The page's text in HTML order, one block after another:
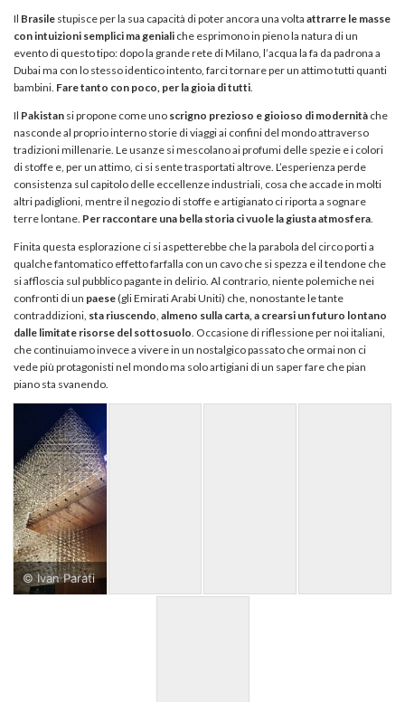
Il Brasile stupisce per la sua capacità di poter ancora una volta attrarre le masse
con intuizioni semplici ma geniali che esprimono in pieno la natura di un
evento di questo tipo: dopo la grande rete di Milano, l’acqua la fa da padrona a
Dubai ma con lo stesso identico intento, farci tornare per un attimo tutti quanti
bambini. Fare tanto con poco, per la gioia di tutti
Il Pakistan si propone come uno scrigno prezioso e gioioso di modernità che
nasconde al proprio interno storie di viaggi ai confini del mondo attraverso
tradizioni millenarie. Le usanze si mescolano ai profumi delle spezie e i colori
di stoffe e, per un attimo, ci si sente trasportati altrove. L’esperienza perde
consistenza sul capitolo delle eccellenze industriali, cosa che accade in molti
altri padiglioni, mentre il negozio di stoffe e artigianato ci riporta a sognare
terre lontane. Per raccontare una bella storia ci vuole la giusta atmosfera
Finita questa esplorazione ci si aspetterebbe che la parabola del circo porti a
qualche fantomatico effetto farfalla con un cavo che si spezza e il tendone che
si affloscia sul pubblico pagante in delirio. Al contrario, niente polemiche nei
confronti di un paese(gli Emirati Arabi Uniti) che, nonostante le tante
contraddizioni, sta riuscendo almeno sulla carta, a crearsi un futuro lontano
dalle limitate risorse del sottosuolo . Occasione di riflessione per noi italiani,
che continuiamo invece a vivere in un nostalgico passato che ormai non ci
vede più protagonisti nel mondo ma solo artigiani di un saper fare che pian
piano sta svanendo.
© Ivan Parati